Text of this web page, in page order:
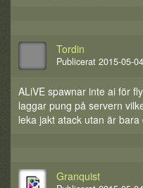
Tordin
Publicerat 2015-05-
ALiVE spawnar inte ai för
laggar pung på servern
leka jakt atack utan är
Granquist